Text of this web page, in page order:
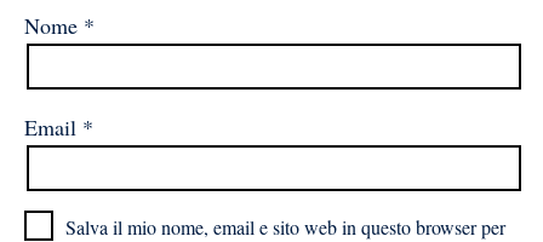
Nome *
Email *
Salva il mio nome, email e sito web in questo browser per